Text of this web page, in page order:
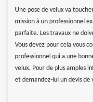
Une pose de velux va
mission à un professionnel
parfaite. Les travaux ne
Vous devez pour cela vous
professionnel qui a une
velux. Pour de plus amples
et demandez-lui un devis